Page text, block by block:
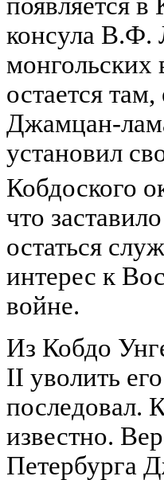
консула В.Ф.
монгольских
остается
Джамцан-
установил
Кобдоского
что
остаться
интерес к
войне.
Из Кобдо
II уволить
последовал.
известно.
Петербурга